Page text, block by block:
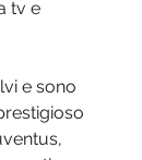
tv e
e sono